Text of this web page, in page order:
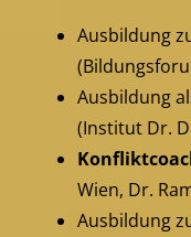
Ausbildung
Ausbildung
(Institut Dr.
Wien, Dr.
Ausbildung